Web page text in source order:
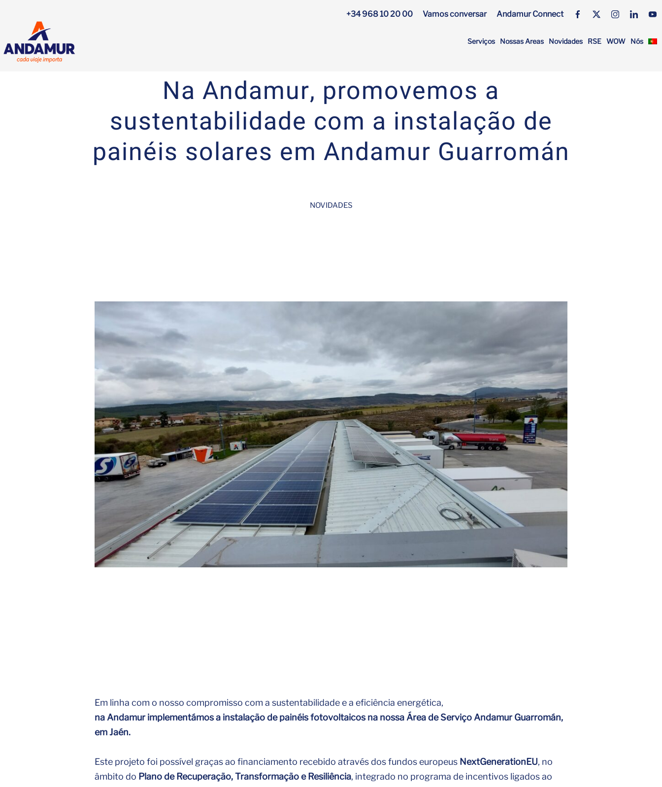
Serviços Nossas Areas Novidades RSE WOW Nós
+34 968 10 20 00 Vamos conversar Andamur Connect
Na Andamur, promovemos a
sustentabilidade com a instalação de
painéis solares em Andamur Guarromán
NOVIDADES
Em linha com o nosso compromisso com a sustentabilidade e a eficiência energética,
na Andamur implementámos a instalação de painéis fotovoltaicos na nossa Área de Serviço Andamur Guarromán,
em Jaén.
Este projeto foi possível graças ao financiamento recebido através dos fundos europeus NextGenerationEU, no
âmbito do Plano de Recuperação, Transformação e Resiliência, integrado no programa de incentivos ligados ao